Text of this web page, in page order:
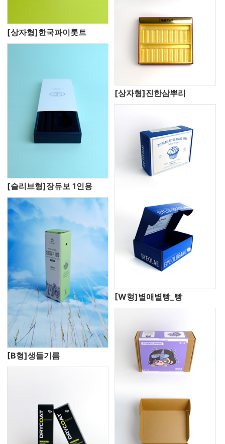
[상자형]한국파이롯트
[슬리브형]장듀보 1인용
[상자형]진한삼뿌리
[B형]생들기름
[W형]별애별빵_빵